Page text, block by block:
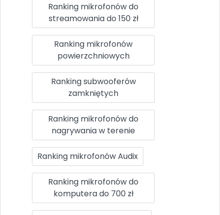
Ranking mikrofonów do
streamowania do 150 zł
Ranking mikrofonów
powierzchniowych
Ranking subwooferów
zamkniętych
Ranking mikrofonów do
nagrywania w terenie
Ranking mikrofonów Audix
Ranking mikrofonów do
komputera do 700 zł